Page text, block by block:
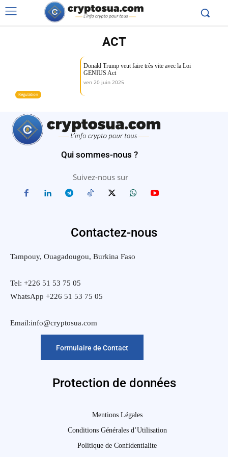
ACT
Régulation
Donald Trump veut faire très vite avec la Loi
GENIUS Act
ven 20 juin 2025
Qui sommes-nous ?
Suivez-nous sur
Contactez-nous
Tampouy, Ouagadougou, Burkina Faso
Tel: +226 51 53 75 05
WhatsApp +226 51 53 75 05
Email:info@cryptosua.com
Formulaire de Contact
Protection de données
Mentions Légales
Conditions Générales d’Utilisation
Politique de Confidentialite